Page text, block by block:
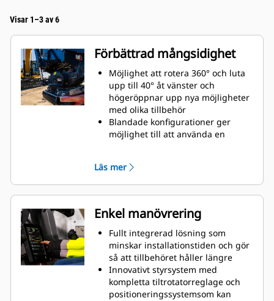
Visar 1–3 av 6
Förbättrad mångsidighet
Möjlighet att rotera 360° och luta
upp till 40° åt vänster och
högeröppnar upp nya möjligheter
med olika tillbehör
Blandade konfigurationer ger
möjlighet till att använda en
just dina behov
Kan användas till att omvandla ett
standard S-fäste till ett hydrauliskt
S-fäste
Utför en mängd olika uppgifter,
som grävning, släntning,
kompaktering och mycket mer,
med exakta rörelser utan att
behöva flytta maskinen
Använd gripmodulen utan att ta
bort bottenredskapet
Läs mer
Enkel manövrering
Fullt integrerad lösning som
minskar installationstiden och gör
så att tillbehöret håller längre
Innovativt styrsystem med
kompletta tiltrotatorreglage och
positioneringssystemsom kan